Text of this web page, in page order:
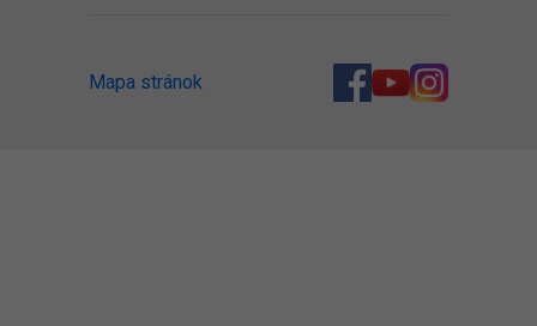
Mapa stránok